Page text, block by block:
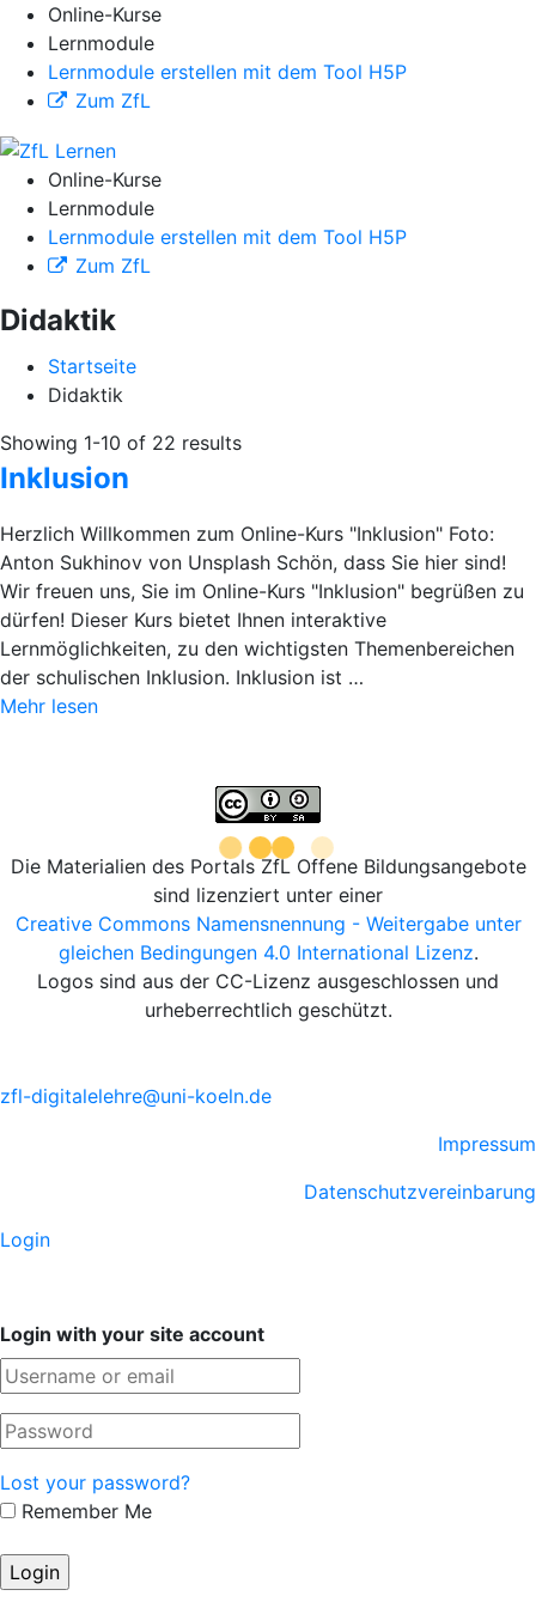
Online-Kurse
Lernmodule
Lernmodule erstellen mit dem Tool H5P
Zum ZfL
Online-Kurse
Lernmodule
Lernmodule erstellen mit dem Tool H5P
Zum ZfL
Didaktik
Startseite
Didaktik
Showing 1-10 of 22 results
Inklusion
Herzlich Willkommen zum Online-Kurs "Inklusion" Foto:
Anton Sukhinov von Unsplash Schön, dass Sie hier sind!
Wir freuen uns, Sie im Online-Kurs "Inklusion" begrüßen zu
dürfen! Dieser Kurs bietet Ihnen interaktive
Lernmöglichkeiten, zu den wichtigsten Themenbereichen
der schulischen Inklusion. Inklusion ist …
Mehr lesen
Die Materialien des Portals ZfL Offene Bildungsangebote
sind lizenziert unter einer
Creative Commons Namensnennung - Weitergabe unter
gleichen Bedingungen 4.0 International Lizenz.
Logos sind aus der CC-Lizenz ausgeschlossen und
urheberrechtlich geschützt.
zfl-digitalelehre@uni-koeln.de
Impressum
Datenschutzvereinbarung
Login
Login with your site account
Lost your password?
Remember Me